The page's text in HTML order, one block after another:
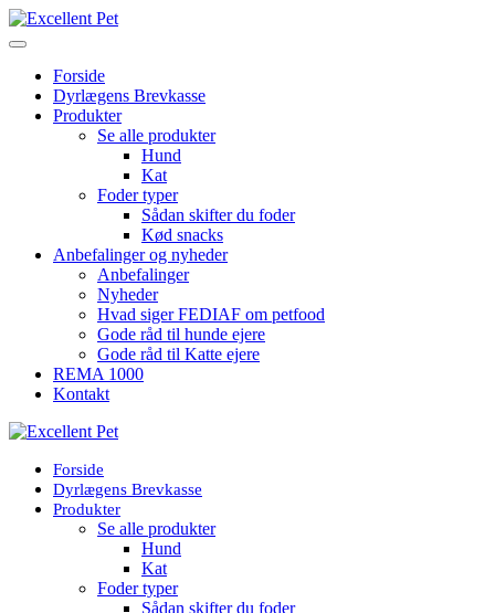
Forside
Dyrlægens Brevkasse
Produkter
Se alle produkter
Hund
Kat
Foder typer
Sådan skifter du foder
Kød snacks
Anbefalinger og nyheder
Anbefalinger
Nyheder
Hvad siger FEDIAF om petfood
Gode råd til hunde ejere
Gode råd til Katte ejere
REMA 1000
Kontakt
Forside
Dyrlægens Brevkasse
Produkter
Se alle produkter
Hund
Kat
Foder typer
Sådan skifter du foder